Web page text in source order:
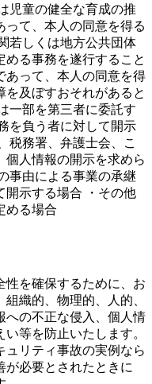
児童の健全な育成の推
って、本人の同意を得る
若しくは地方公共団体
める事務を遂行すること
あって、本人の同意を得
を及ぼすおそれがあると
一部を第三者に委託す
を負う者に対して開示
税務署、弁護士会、こ
個人情報の開示を求めら
事由による事業の承継
開示する場合 ・その他
める場合
性を確保するために、お
織的、物理的、人的、
への不正な侵入、個人情
等を防止いたします。
ュリティ事故の実例なら
が必要とされたときに